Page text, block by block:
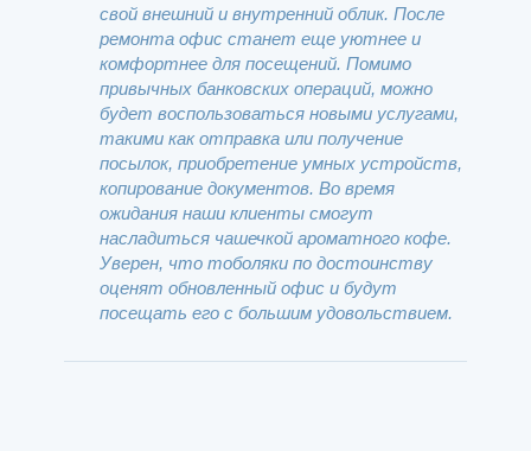
свой внешний и внутренний облик. После
ремонта офис станет еще уютнее и
комфортнее для посещений. Помимо
привычных банковских операций, можно
будет воспользоваться новыми услугами,
такими как отправка или получение
посылок, приобретение умных устройств,
копирование документов. Во время
ожидания наши клиенты смогут
насладиться чашечкой ароматного кофе.
Уверен, что тоболяки по достоинству
оценят обновленный офис и будут
посещать его с большим удовольствием.